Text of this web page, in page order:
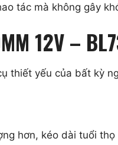
tác mà không gây
12V –
thiết yếu của bất kỳ
hơn, kéo dài tuổi